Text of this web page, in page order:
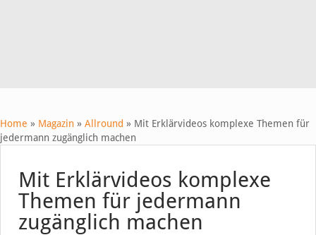
Home » Magazin » Allround » Mit Erklärvideos komplexe Themen für
jedermann zugänglich machen
Mit Erklärvideos komplexe
Themen für jedermann
zugänglich machen